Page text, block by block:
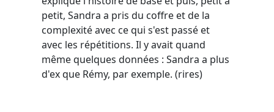
petit, Sandra a pris du coffre et de la
complexité avec ce qui s'est passé et
avec les répétitions. Il y avait quand
même quelques données : Sandra a plus
d'ex que Rémy, par exemple. (rires)